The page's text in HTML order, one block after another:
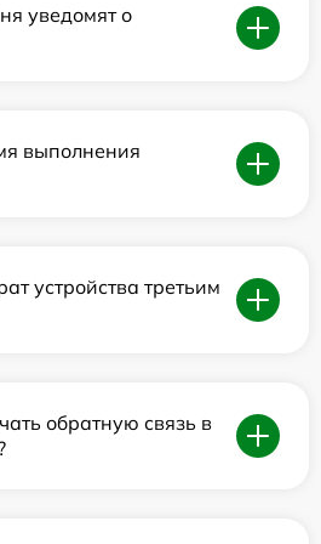
уведомят о
выполнения
устройства третьим
обратную связь в